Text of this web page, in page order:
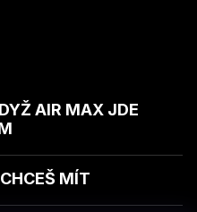
AIR MAX JDE
MÍT